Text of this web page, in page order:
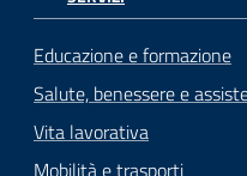
Educazione e formazione
Salute, benessere e
Vita lavorativa